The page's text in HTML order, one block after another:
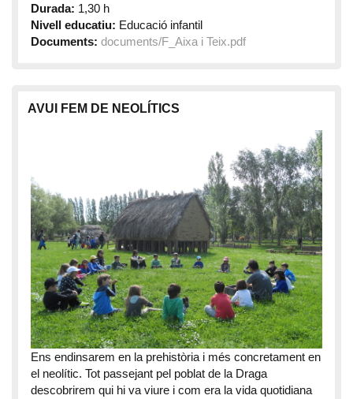
Durada: 1,30 h
Nivell educatiu: Educació infantil
Documents: documents/F_Aixa i Teix.pdf
AVUI FEM DE NEOLÍTICS
Ens endinsarem en la prehistòria i més concretament en
el neolític. Tot passejant pel poblat de la Draga
descobrirem qui hi va viure i com era la vida quotidiana